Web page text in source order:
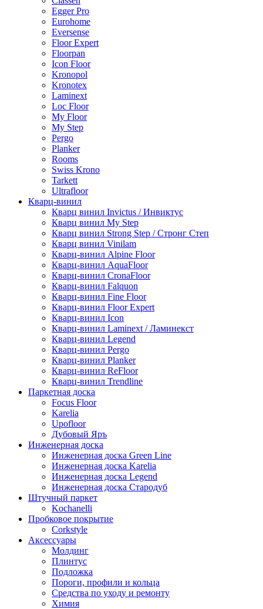
Egger Pro
Eurohome
Eversense
Floor Expert
Floorpan
Icon Floor
Kronopol
Kronotex
Laminext
Loc Floor
My Floor
My Step
Pergo
Planker
Rooms
Swiss Krono
Tarkett
Ultrafloor
Кварц-винил
Кварц винил Invictus / Инвиктус
Кварц винил My Step
Кварц винил Strong Step / Стронг Степ
Кварц винил Vinilam
Кварц-винил Alpine Floor
Кварц-винил AquaFloor
Кварц-винил CronaFloor
Кварц-винил Falquon
Кварц-винил Fine Floor
Кварц-винил Floor Expert
Кварц-винил Icon
Кварц-винил Laminext / Ламинекст
Кварц-винил Legend
Кварц-винил Pergo
Кварц-винил Planker
Кварц-винил ReFloor
Кварц-винил Trendline
Паркетная доска
Focus Floor
Karelia
Upofloor
Дубовый Яръ
Инженерная доска
Инженерная доска Green Line
Инженерная доска Karelia
Инженерная доска Legend
Инженерная доска Стародуб
Штучный паркет
Kochanelli
Пробковое покрытие
Corkstyle
Аксессуары
Молдинг
Плинтус
Подложка
Пороги, профили и кольца
Средства по уходу и ремонту
Химия